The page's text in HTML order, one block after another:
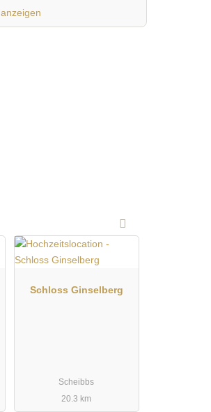
anzeigen
Schloss Ginselberg
Scheibbs
20.3 km